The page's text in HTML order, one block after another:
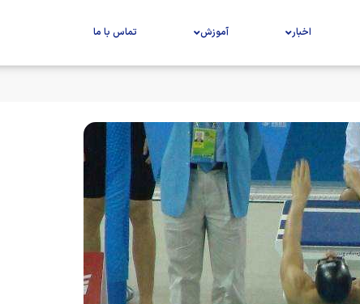
اخبار آموزش تماس با ما